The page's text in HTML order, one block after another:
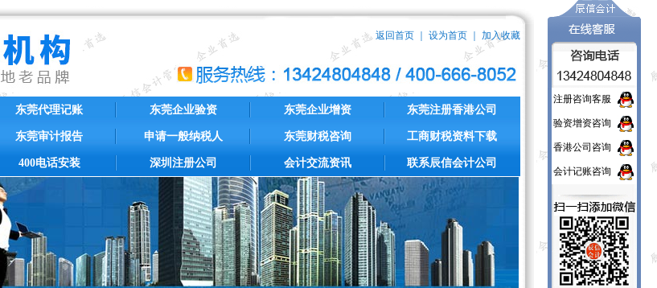
返回首页｜ 设为首页｜ 加入收藏
东莞代理记账
东莞审计报告
400电话安装
东莞企业验资
申请一般纳税人
深圳注册公司
东莞企业增资
东莞财税咨询
会计交流资讯
东莞注册香港公司
工商财税资料下载
联系辰信会计公司
注册咨询客服
验资增资咨询
香港公司咨询
会计记账咨询